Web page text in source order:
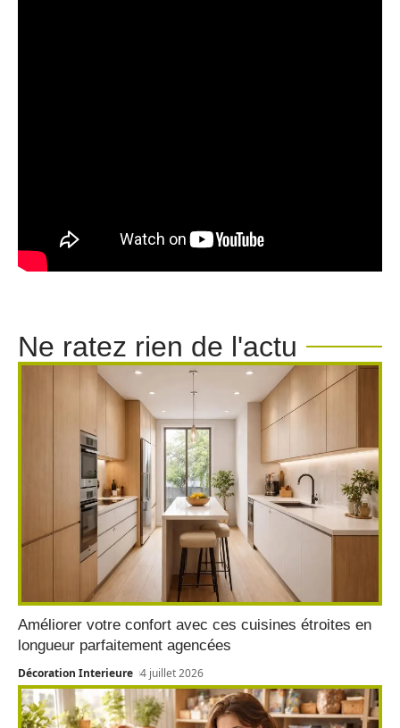
Ne ratez rien de l'actu
Améliorer votre confort avec ces cuisines étroites en
longueur parfaitement agencées
Décoration Interieure 4 juillet 2026